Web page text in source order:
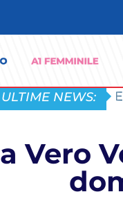
ULTIME NEWS:
Vero